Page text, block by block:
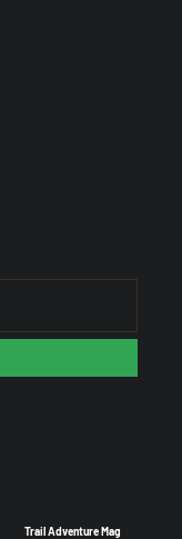
Trail Adventure Mag